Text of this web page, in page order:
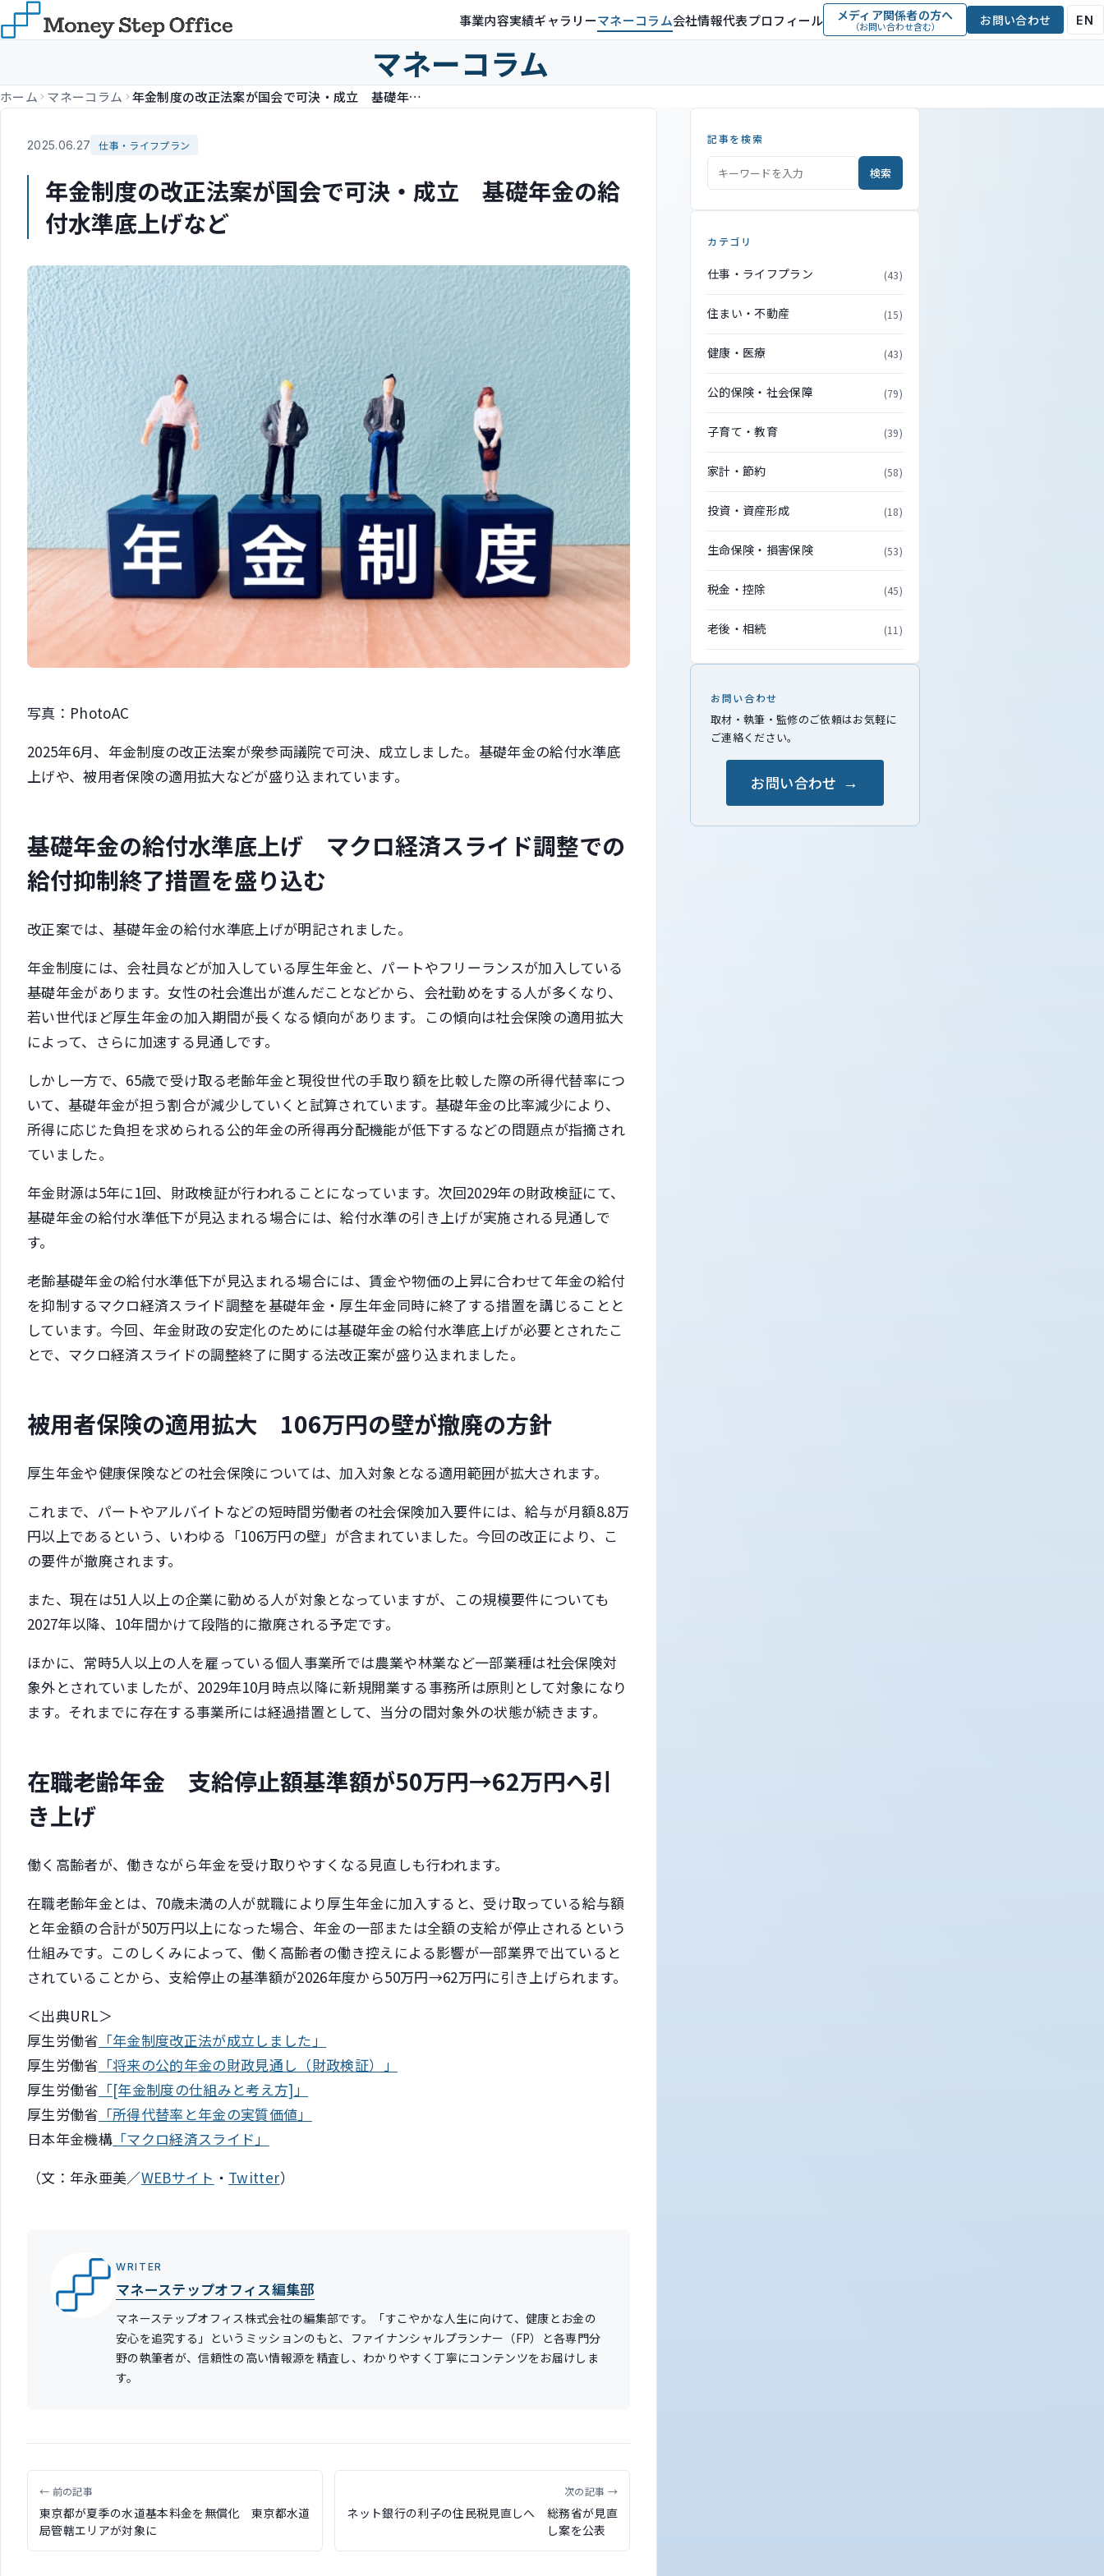
事業内容実績ギャラリーマネーコラム会社情報代表プロフィール メディア関係者の方へ
（お問い合わせ含む） お問い合わせ EN
マネーコラム
ホーム マネーコラム 年金制度の改正法案が国会で可決・成立 基礎年金の給付水準底上げなど
2025.06.27 仕事・ライフプラン
年金制度の改正法案が国会で可決・成立 基礎年金の給
付水準底上げなど
写真：PhotoAC
2025年6月、年金制度の改正法案が衆参両議院で可決、成立しました。基礎年金の給付水準底
上げや、被用者保険の適用拡大などが盛り込まれています。
基礎年金の給付水準底上げ マクロ経済スライド調整での
給付抑制終了措置を盛り込む
改正案では、基礎年金の給付水準底上げが明記されました。
年金制度には、会社員などが加入している厚生年金と、パートやフリーランスが加入している
基礎年金があります。女性の社会進出が進んだことなどから、会社勤めをする人が多くなり、
若い世代ほど厚生年金の加入期間が長くなる傾向があります。この傾向は社会保険の適用拡大
によって、さらに加速する見通しです。
しかし一方で、65歳で受け取る老齢年金と現役世代の手取り額を比較した際の所得代替率につ
いて、基礎年金が担う割合が減少していくと試算されています。基礎年金の比率減少により、
所得に応じた負担を求められる公的年金の所得再分配機能が低下するなどの問題点が指摘され
ていました。
年金財源は5年に1回、財政検証が行われることになっています。次回2029年の財政検証にて、
基礎年金の給付水準低下が見込まれる場合には、給付水準の引き上げが実施される見通しで
す。
老齢基礎年金の給付水準低下が見込まれる場合には、賃金や物価の上昇に合わせて年金の給付
を抑制するマクロ経済スライド調整を基礎年金・厚生年金同時に終了する措置を講じることと
しています。今回、年金財政の安定化のためには基礎年金の給付水準底上げが必要とされたこ
とで、マクロ経済スライドの調整終了に関する法改正案が盛り込まれました。
被用者保険の適用拡大 106万円の壁が撤廃の方針
厚生年金や健康保険などの社会保険については、加入対象となる適用範囲が拡大されます。
これまで、パートやアルバイトなどの短時間労働者の社会保険加入要件には、給与が月額8.8万
円以上であるという、いわゆる「106万円の壁」が含まれていました。今回の改正により、こ
の要件が撤廃されます。
また、現在は51人以上の企業に勤める人が対象となっていますが、この規模要件についても
2027年以降、10年間かけて段階的に撤廃される予定です。
ほかに、常時5人以上の人を雇っている個人事業所では農業や林業など一部業種は社会保険対
象外とされていましたが、2029年10月時点以降に新規開業する事務所は原則として対象になり
ます。それまでに存在する事業所には経過措置として、当分の間対象外の状態が続きます。
在職老齢年金 支給停止額基準額が50万円→62万円へ引
き上げ
働く高齢者が、働きながら年金を受け取りやすくなる見直しも行われます。
在職老齢年金とは、70歳未満の人が就職により厚生年金に加入すると、受け取っている給与額
と年金額の合計が50万円以上になった場合、年金の一部または全額の支給が停止されるという
仕組みです。このしくみによって、働く高齢者の働き控えによる影響が一部業界で出ていると
されていることから、支給停止の基準額が2026年度から50万円→62万円に引き上げられます。
＜出典URL＞
厚生労働省 「年金制度改正法が成立しました」
厚生労働省 「将来の公的年金の財政見通し（財政検証）」
厚生労働省 「[年金制度の仕組みと考え方]」
厚生労働省 「所得代替率と年金の実質価値」
日本年金機構 「マクロ経済スライド」
（文：年永亜美／WEBサイト ・ Twitter）
WRITER
マネーステップオフィス編集部
マネーステップオフィス株式会社の編集部です。「すこやかな人生に向けて、健康とお金の
安心を追究する」というミッションのもと、ファイナンシャルプランナー（FP）と各専門分
野の執筆者が、信頼性の高い情報源を精査し、わかりやすく丁寧にコンテンツをお届けしま
す。
← 前の記事
東京都が夏季の水道基本料金を無償化 東京都水道
局管轄エリアが対象に
次の記事 →
ネット銀行の利子の住民税見直しへ 総務省が見直
し案を公表
記事を検索
検索
カテゴリ
仕事・ライフプラン (43)
住まい・不動産 (15)
健康・医療 (43)
公的保険・社会保障 (79)
子育て・教育 (39)
家計・節約 (58)
投資・資産形成 (18)
生命保険・損害保険 (53)
税金・控除 (45)
老後・相続 (11)
お問い合わせ
取材・執筆・監修のご依頼はお気軽に
ご連絡ください。
お問い合わせ